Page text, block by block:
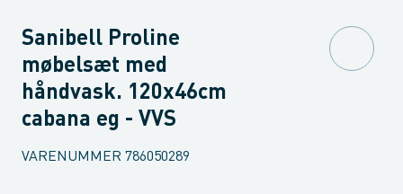
Sanibell Proline
møbelsæt med
håndvask. 120x46cm
cabana eg - VVS
VARENUMMER 786050289